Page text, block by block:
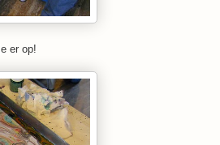
er op!